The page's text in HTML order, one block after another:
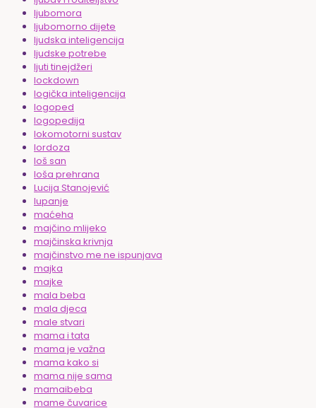
ljubomora
ljubomorno dijete
ljudska inteligencija
ljudske potrebe
ljuti tinejdžeri
lockdown
logička inteligencija
logoped
logopedija
lokomotorni sustav
lordoza
loš san
loša prehrana
Lucija Stanojević
lupanje
maćeha
majčino mlijeko
majčinska krivnja
majčinstvo me ne ispunjava
majka
majke
mala beba
mala djeca
male stvari
mama i tata
mama je važna
mama kako si
mama nije sama
mamaibeba
mame čuvarice